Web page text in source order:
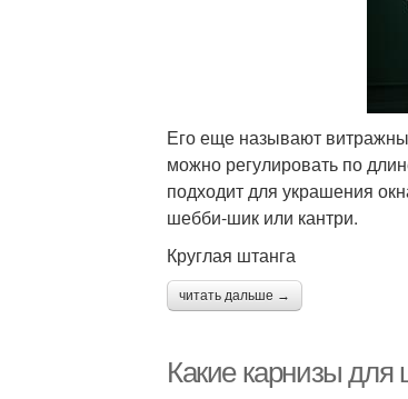
Его еще называют
можно регулировать по
подходит для украшения
шебби-шик или кантри.
Круглая штанга
читать дальше →
Какие карнизы